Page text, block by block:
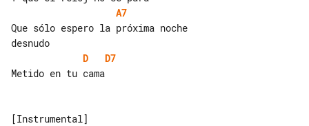
A7
Que sólo espero la próxima noche
D
D7
Metido en tu cama